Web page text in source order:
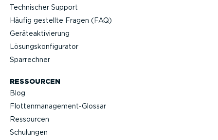
Technischer Support
Häufig gestellte Fragen (FAQ)
Geräteak­ti­vierung
Lösungs­kon­fi­gu­rator
Sparrechner
RESSOURCEN
Blog
Flotten­management-Glossar
Ressourcen
Schulungen